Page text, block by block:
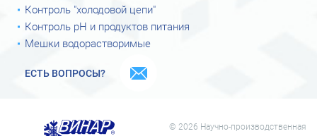
Контроль "холодовой цепи"
Контроль рН и продуктов питания
Мешки водорастворимые
ЕСТЬ ВОПРОСЫ?
© 2026 Научно-производственная